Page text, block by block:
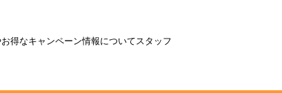
得なキャンペーン情報についてスタッフ